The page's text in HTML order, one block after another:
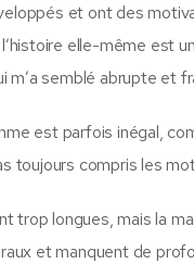
et ont des
elle-même est
semblé abrupte et
est parfois inégal,
toujours compris les
trop longues, mais la
et manquent de